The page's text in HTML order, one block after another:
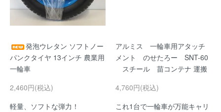
発泡ウレタン ソフトノー
パンクタイヤ 13インチ 農業用
一輪車
2,460円(税込)
軽量、ソフトな弾力！
アルミス 一輪車用アタッチ
メント のせたろー SNT-60
スチール 苗コンテナ 運搬
4,760円(税込)
これ1台で一輪車が万能キャリ